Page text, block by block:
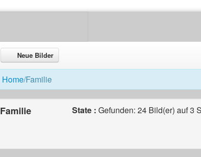
Neue Bilder
Home/Familie
Familie State : Gefunden: 24 Bild(er) auf 3